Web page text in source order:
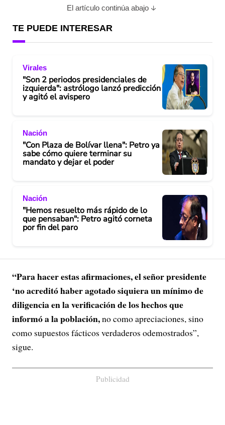
El artículo continúa abajo
TE PUEDE INTERESAR
Virales
"Son 2 periodos presidenciales de
izquierda": astrólogo lanzó predicción
y agitó el avispero
Nación
"Con Plaza de Bolívar llena": Petro ya
sabe cómo quiere terminar su
mandato y dejar el poder
Nación
"Hemos resuelto más rápido de lo
que pensaban": Petro agitó corneta
por fin del paro
“Para hacer estas afirmaciones, el señor presidente
‘no acreditó haber agotado siquiera un mínimo de
diligencia en la verificación de los hechos que
informó a la población,no como apreciaciones, sino
como supuestos fácticos verdaderos odemostrados”,
sigue.
Publicidad